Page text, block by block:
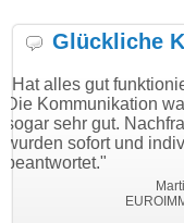
Glückliche
war
Nachfragen
und individuell
i